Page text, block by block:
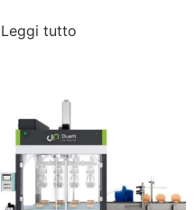
Leggi tutto